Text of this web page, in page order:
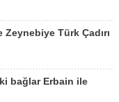
Türk Çadırı
bağlar Erbain ile